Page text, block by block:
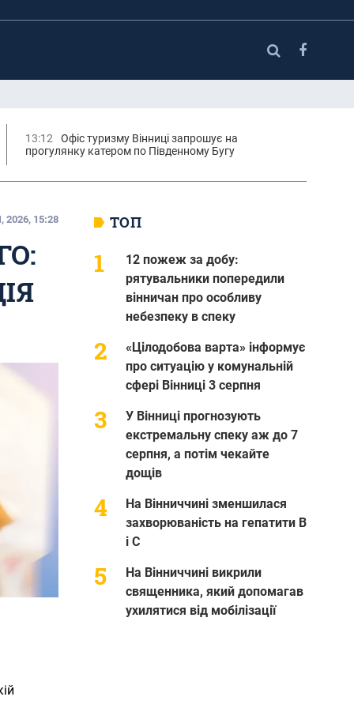
13:12
Офіс туризму Вінниці запрошує на
прогулянку катером по Південному Бугу
2026, 15:28 ТОП
12 пожеж за добу:
рятувальники попередили
вінничан про особливу
небезпеку в спеку
«Цілодобова варта» інформує
про ситуацію у комунальній
сфері Вінниці 3 серпня
У Вінниці прогнозують
екстремальну спеку аж до 7
серпня, а потім чекайте
дощів
На Вінниччині зменшилася
захворюваність на гепатити В
і С
На Вінниччині викрили
священника, який допомагав
ухилятися від мобілізації